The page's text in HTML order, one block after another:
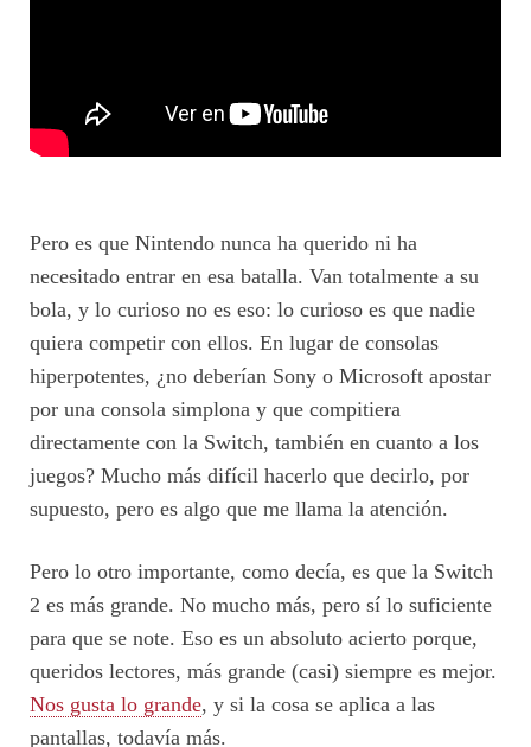
Pero es que Nintendo nunca ha querido ni ha
necesitado entrar en esa batalla. Van totalmente a su
bola, y lo curioso no es eso: lo curioso es que nadie
quiera competir con ellos. En lugar de consolas
hiperpotentes, ¿no deberían Sony o Microsoft apostar
por una consola simplona y que compitiera
directamente con la Switch, también en cuanto a los
juegos? Mucho más difícil hacerlo que decirlo, por
supuesto, pero es algo que me llama la atención.
Pero lo otro importante, como decía, es que la Switch
2 es más grande. No mucho más, pero sí lo suficiente
para que se note. Eso es un absoluto acierto porque,
queridos lectores, más grande (casi) siempre es mejor.
Nos gusta lo grande, y si la cosa se aplica a las
pantallas, todavía más.